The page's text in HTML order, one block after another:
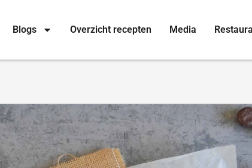
Blogs Overzicht recepten Media